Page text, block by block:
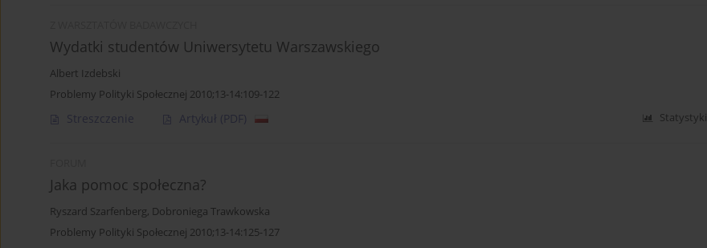
Wydatki studentów Uniwersytetu Warszawskiego
Albert Izdebski
Problemy Polityki Społecznej 2010;13-14:109-122
Streszczenie Artykuł (PDF) Statystyki
Jaka pomoc społeczna?
Ryszard Szarfenberg, Dobroniega Trawkowska
Problemy Polityki Społecznej 2010;13-14:125-127